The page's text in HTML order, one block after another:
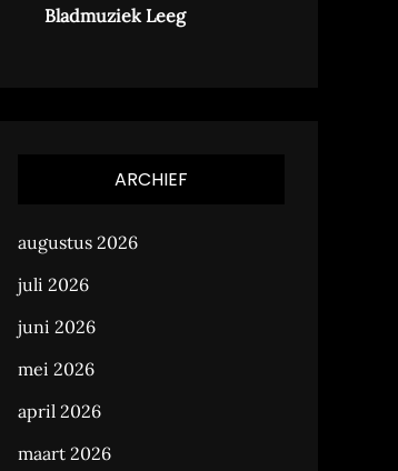
Bladmuziek Leeg
ARCHIEF
augustus 2026
juli 2026
juni 2026
mei 2026
april 2026
maart 2026